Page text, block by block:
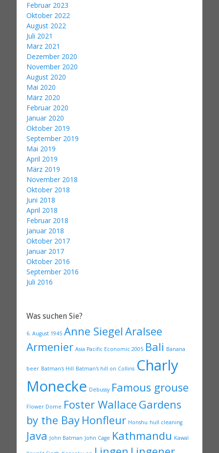
Februar 2023
Oktober 2022
August 2022
Juli 2021
März 2021
Dezember 2020
November 2020
August 2020
Mai 2020
März 2020
Februar 2020
Januar 2020
Oktober 2019
September 2019
Mai 2019
April 2019
März 2019
November 2018
Oktober 2018
Juni 2018
April 2018
Februar 2018
Januar 2018
Oktober 2017
Januar 2017
Oktober 2016
September 2016
Juli 2016
Was suchen Sie?
6. August 1945 Anne Siegel Aralsee
Armenier Asia Pacific Economic 2005 Bali Banana
beer Batman's Hill Batman's hill on Collins Charly
Monecke Debussy Famous grouse
Flower Dome Foster Wallace Gardens
by the Bay Honfleur Honshu hull cleaning
Java John Batman John Cage Kathmandu Kawal